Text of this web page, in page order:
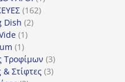
162162
Dish 22
11
11
προϊόν
Τροφίμων 33
προϊόντα
Στίφτες 33